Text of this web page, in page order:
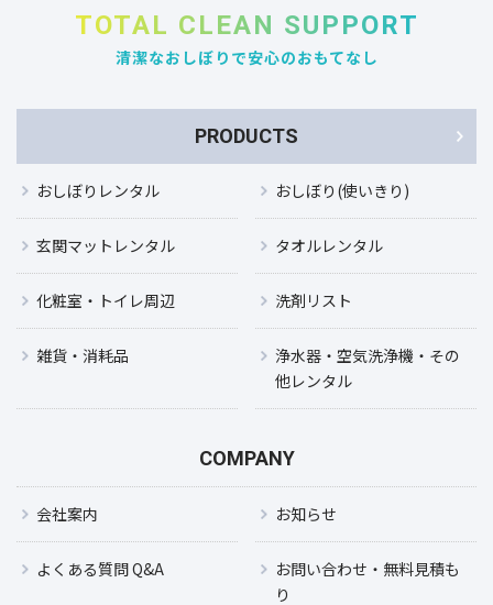
TOTAL CLEAN SUPPORT
清潔なおしぼりで安心のおもてなし
PRODUCTS
おしぼりレンタル おしぼり(使いきり)
玄関マットレンタル タオルレンタル
化粧室・トイレ周辺 洗剤リスト
雑貨・消耗品
浄水器・空気洗浄機・その
他レンタル
COMPANY
会社案内 お知らせ
よくある質問 Q&A
お問い合わせ・無料見積も
り